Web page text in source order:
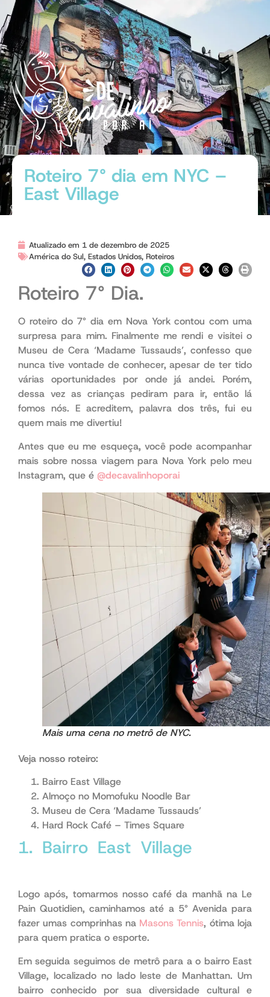
Roteiro 7° dia em NYC –
East Village
Atualizado em 1 de dezembro de 2025
América do Sul, Estados Unidos, Roteiros
Roteiro 7° Dia.
O roteiro do 7° dia em Nova York contou com uma
surpresa para mim. Finalmente me rendi e visitei o
Museu de Cera ‘Madame Tussauds’, confesso que
nunca tive vontade de conhecer, apesar de ter tido
várias oportunidades por onde já andei. Porém,
dessa vez as crianças pediram para ir, então lá
fomos nós. E acreditem, palavra dos três, fui eu
quem mais me divertiu!
Antes que eu me esqueça, você pode acompanhar
mais sobre nossa viagem para Nova York pelo meu
Instagram, que é @decavalinhoporai
Mais uma cena no metrô de NYC.
Veja nosso roteiro:
Bairro East Village
Almoço no Momofuku Noodle Bar
Museu de Cera ‘Madame Tussauds’
Hard Rock Café – Times Square
1. Bairro East Village
Logo após, tomarmos nosso café da manhã na Le
Pain Quotidien, caminhamos até a 5° Avenida para
fazer umas comprinhas na Masons Tennis, ótima loja
para quem pratica o esporte.
Em seguida seguimos de metrô para a o bairro East
Village, localizado no lado leste de Manhattan. Um
bairro conhecido por sua diversidade cultural e